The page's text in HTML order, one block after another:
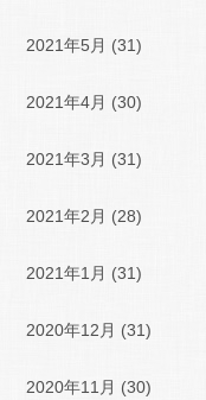
2021年5月 (31)
2021年4月 (30)
2021年3月 (31)
2021年2月 (28)
2021年1月 (31)
2020年12月 (31)
2020年11月 (30)